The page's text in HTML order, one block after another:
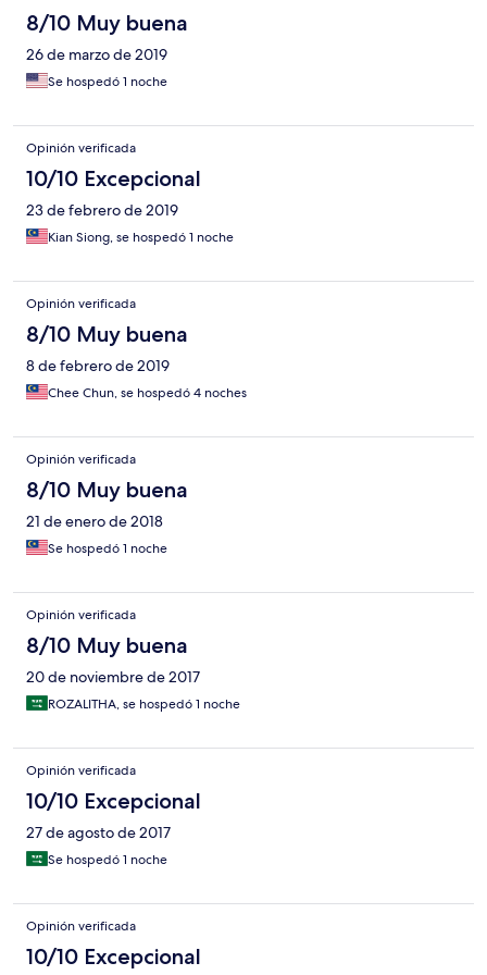
8/10 Muy buena
26 de marzo de 2019
Se hospedó 1 noche
Opinión verificada
10/10 Excepcional
23 de febrero de 2019
Kian Siong, se hospedó 1 noche
Opinión verificada
8/10 Muy buena
8 de febrero de 2019
Chee Chun, se hospedó 4 noches
Opinión verificada
8/10 Muy buena
21 de enero de 2018
Se hospedó 1 noche
Opinión verificada
8/10 Muy buena
20 de noviembre de 2017
ROZALITHA, se hospedó 1 noche
Opinión verificada
10/10 Excepcional
27 de agosto de 2017
Se hospedó 1 noche
Opinión verificada
10/10 Excepcional